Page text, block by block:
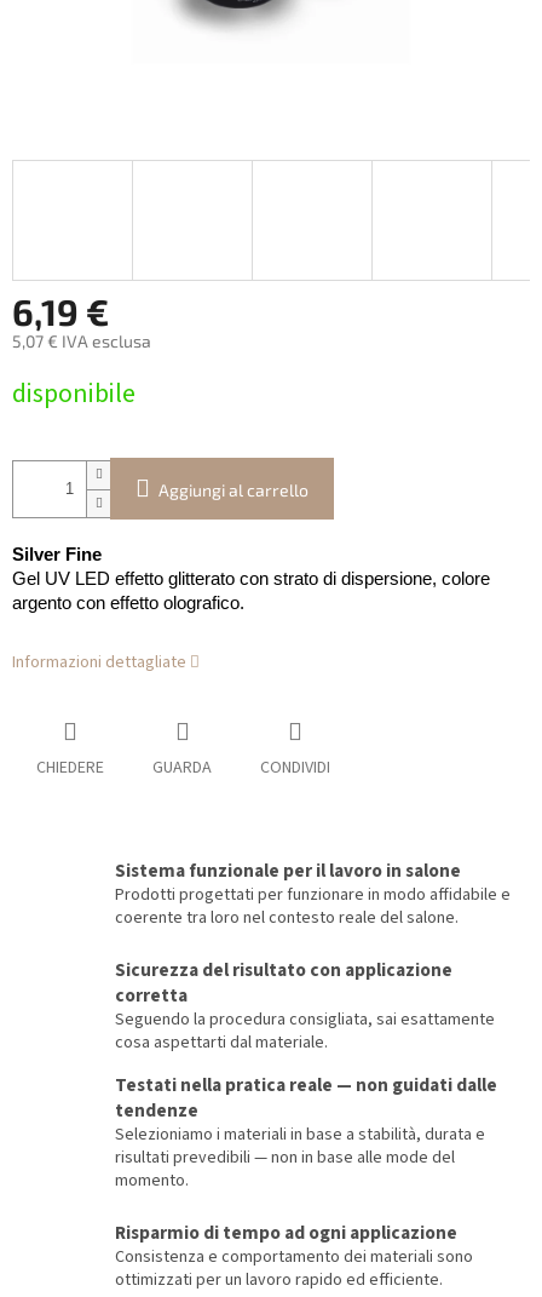
6,19 €
5,07 € IVA esclusa
della
disponibile
Aggiungi al carrello
Silver Fine
Gel UV LED effetto glitterato con strato di dispersione, colore
argento con effetto olografico.
Informazioni dettagliate
CHIEDERE GUARDA CONDIVIDI
Sistema funzionale per il lavoro in salone
Prodotti progettati per funzionare in modo affidabile e
coerente tra loro nel contesto reale del salone.
Sicurezza del risultato con applicazione
corretta
Seguendo la procedura consigliata, sai esattamente
cosa aspettarti dal materiale.
Testati nella pratica reale — non guidati dalle
tendenze
Selezioniamo i materiali in base a stabilità, durata e
risultati prevedibili — non in base alle mode del
momento.
Risparmio di tempo ad ogni applicazione
Consistenza e comportamento dei materiali sono
ottimizzati per un lavoro rapido ed efficiente.